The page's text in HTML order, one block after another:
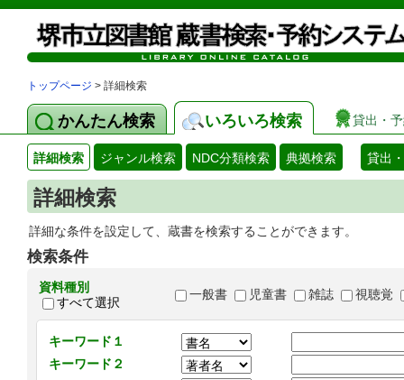
トップページ > 詳細検索
かんたん検索 いろいろ検索 貸出・
詳細検索 ジャンル検索 NDC分類検索 典拠検索 貸出
詳細検索
詳細な条件を設定して、蔵書を検索することができます。
検索条件
資料種別
すべて選択
一般書 児童書 雑誌 視聴覚
キーワード１
キーワード２